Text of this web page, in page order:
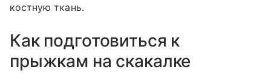
костную ткань.
Как подготовиться к
прыжкам на скакалке